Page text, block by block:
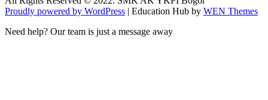
Proudly powered by WordPress | Education Hub by WEN Themes
Need help? Our team is just a message away